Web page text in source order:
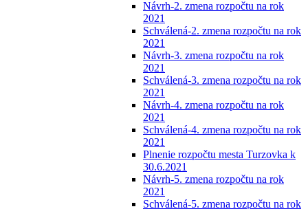
Návrh-2. zmena rozpočtu na rok
2021
Schválená-2. zmena rozpočtu na rok
2021
Návrh-3. zmena rozpočtu na rok
2021
Schválená-3. zmena rozpočtu na rok
2021
Návrh-4. zmena rozpočtu na rok
2021
Schválená-4. zmena rozpočtu na rok
2021
Plnenie rozpočtu mesta Turzovka k
30.6.2021
Návrh-5. zmena rozpočtu na rok
2021
Schválená-5. zmena rozpočtu na rok